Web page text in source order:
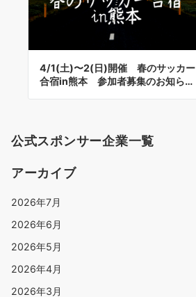
4/1(土)〜2(日)開催 春のサッカー
合宿in熊本 参加者募集のお知ら…
公式スポンサー企業一覧
アーカイブ
2026年7月
2026年6月
2026年5月
2026年4月
2026年3月